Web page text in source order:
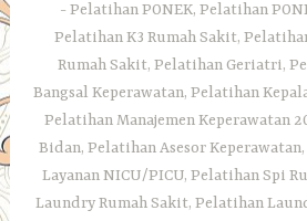
Pelatihan PONEK, Pelatihan
Pelatihan K3 Rumah Sakit,
Rumah Sakit, Pelatihan Geriatri,
Bangsal Keperawatan, Pelatihan
Pelatihan Manajemen Keperawatan
Bidan, Pelatihan Asesor
Layanan NICU/PICU, Pelatihan Spi
Laundry Rumah Sakit, Pelatihan